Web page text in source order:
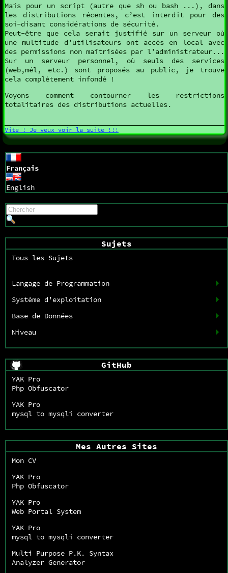
Mais pour un script (autre que sh ou bash ...), dans
les distributions récentes, c’est interdit pour des
soi-disant considérations de sécurité.
Peut-être que cela serait justifié sur un serveur où
une multitude d’utilisateurs ont accès en local avec
des permissions non maîtrisées par l’administrateur...
Sur un serveur personnel, où seuls des services
(web,mél, etc.) sont proposés au public, je trouve
cela complètement infondé !
Voyons comment contourner les restrictions
totalitaires des distributions actuelles.
Vite ! Je veux voir la suite !!!
Français
English
Sujets
Tous les Sujets
Langage de Programmation
Système d'exploitation
Base de Données
Niveau
GitHub
YAK Pro
Php Obfuscator
YAK Pro
mysql to mysqli converter
Mes Autres Sites
Mon CV
YAK Pro
Php Obfuscator
YAK Pro
Web Portal System
YAK Pro
mysql to mysqli converter
Multi Purpose P.K. Syntax
Analyzer Generator